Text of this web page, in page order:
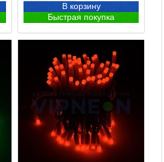
В корзину
Быстрая покупка